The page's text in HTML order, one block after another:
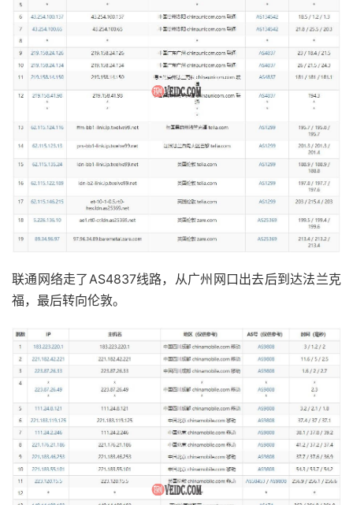
联通网络走了AS4837线路，从广州网口出去后到达法兰克
福，最后转向伦敦。